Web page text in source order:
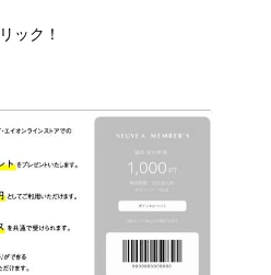
ック！